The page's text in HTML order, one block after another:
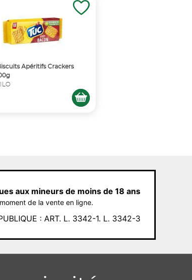
Apéritifs Crackers
aux mineurs de moins de 18 ans
de la vente en ligne.
: ART. L. 3342-1. L. 3342-3